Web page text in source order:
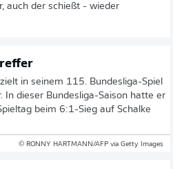
auch der schießt - wieder
in seinem 115. Bundesliga-Spiel
In dieser Bundesliga-Saison hatte er
beim 6:1-Sieg auf Schalke
© RONNY HARTMANN/AFP via Getty Images